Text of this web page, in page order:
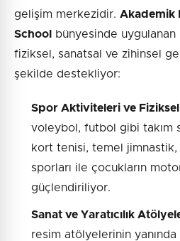
gelişim merkezidir. Akademik
School
bünyesinde uygulanan
fiziksel, sanatsal ve zihinsel
şekilde destekliyor:
Spor Aktiviteleri ve Fiziksel
voleybol, futbol gibi takım
kort tenisi, temel
sporları ile çocukların
güçlendiriliyor.
Sanat ve Yaratıcılık
resim atölyelerinin yanında